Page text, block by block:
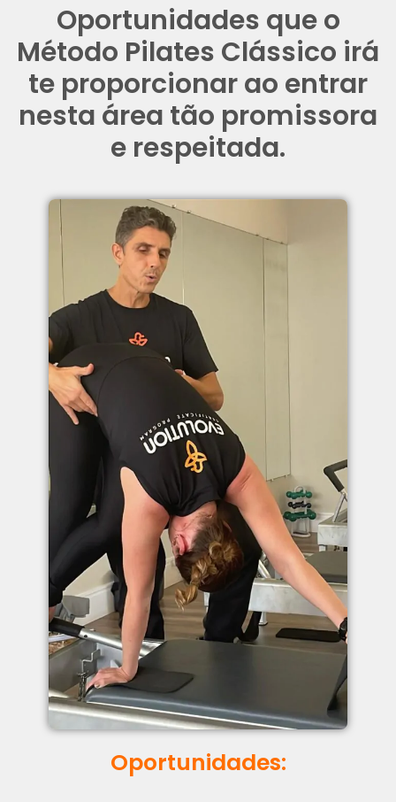
Oportunidades que o
Método Pilates Clássico irá
te proporcionar ao entrar
nesta área tão promissora
e respeitada.
Oportunidades: